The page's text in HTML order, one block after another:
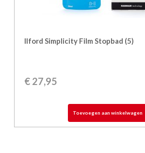
Ilford Simplicity Film Stopbad (5)
€ 27,95
Toevoegen aan winkelwagen